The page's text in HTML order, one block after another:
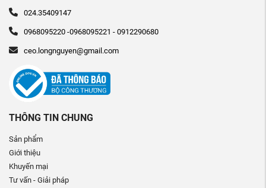
024.35409147
0968095220 -0968095221 - 0912290680
ceo.longnguyen@gmail.com
THÔNG TIN CHUNG
Sản phẩm
Giới thiệu
Khuyến mại
Tư vấn - Giải pháp